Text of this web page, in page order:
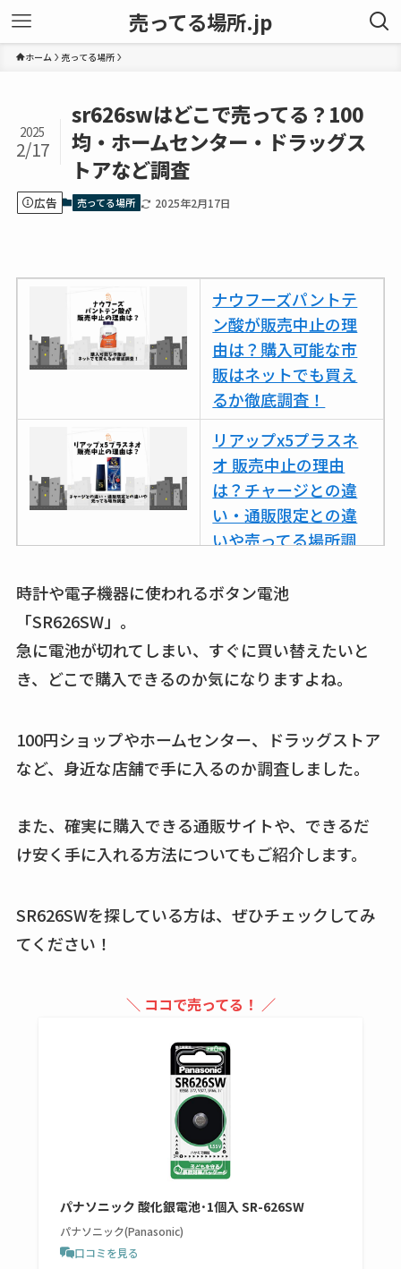
売ってる場所.jp
ホーム 売ってる場所
sr626swはどこで売ってる？100
均・ホームセンター・ドラッグス
トアなど調査
2025
2/17
広告 売ってる場所 2025年2月17日
ナウフーズパントテ
ン酸が販売中止の理
由は？購入可能な市
販はネットでも買え
るか徹底調査！
リアップx5プラスネ
オ 販売中止の理由
は？チャージとの違
い・通販限定との違
いや売ってる場所調
ココネシャンプー詰
てる？ドンキ・ロフ
トなど販売店や安い
アクアテクトゲルが
売ってる場所はど
買える？値段や手荒
れの口コミも調査
の料金は？セール・
てる？ロフトやハン
ズで買える？楽天や
amazonなど通販の販
売店も調査
エッセンシャルフラ
売ってない？どこで
時計や電子機器に使われるボタン電池
「SR626SW」。
急に電池が切れてしまい、すぐに買い替えたいと
き、どこで購入できるのか気になりますよね。
100円ショップやホームセンター、ドラッグストア
など、身近な店舗で手に入るのか調査しました。
また、確実に購入できる通販サイトや、できるだ
け安く手に入れる方法についてもご紹介します。
SR626SWを探している方は、ぜひチェックしてみ
てください！
＼ ココで売ってる！ ／
パナソニック 酸化銀電池･1個入 SR-626SW
パナソニック(Panasonic)
口コミを見る